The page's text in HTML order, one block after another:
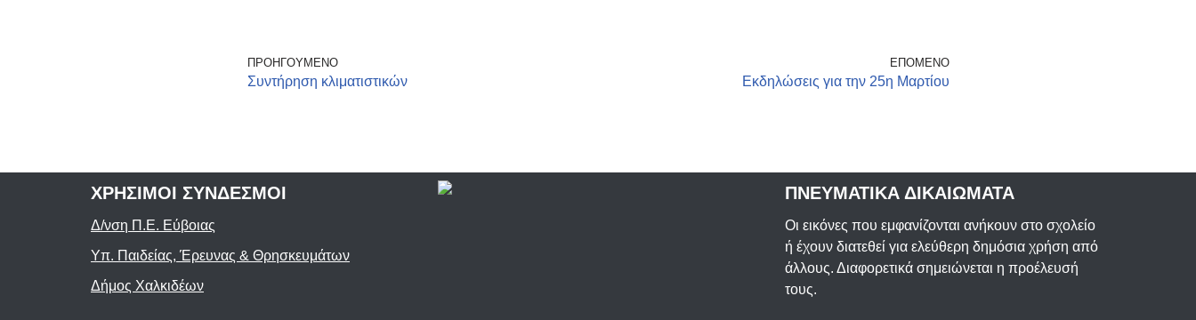
ΠΡΟΗΓΟΎΜΕΝΟ
Συντήρηση κλιματιστικών
ΕΠΌΜΕΝΟ
Εκδηλώσεις για την 25η Μαρτίου
ΧΡΗΣΙΜΟΙ ΣΥΝΔΕΣΜΟΙ
Δ/νση Π.Ε. Εύβοιας
Υπ. Παιδείας, Έρευνας & Θρησκευμάτων
Δήμος Χαλκιδέων
ΠΝΕΥΜΑΤΙΚΑ ΔΙΚΑΙΩΜΑΤΑ
Οι εικόνες που εμφανίζονται ανήκουν στο σχολείο
ή έχουν διατεθεί για ελεύθερη δημόσια χρήση από
άλλους. Διαφορετικά σημειώνεται η προέλευσή
τους.